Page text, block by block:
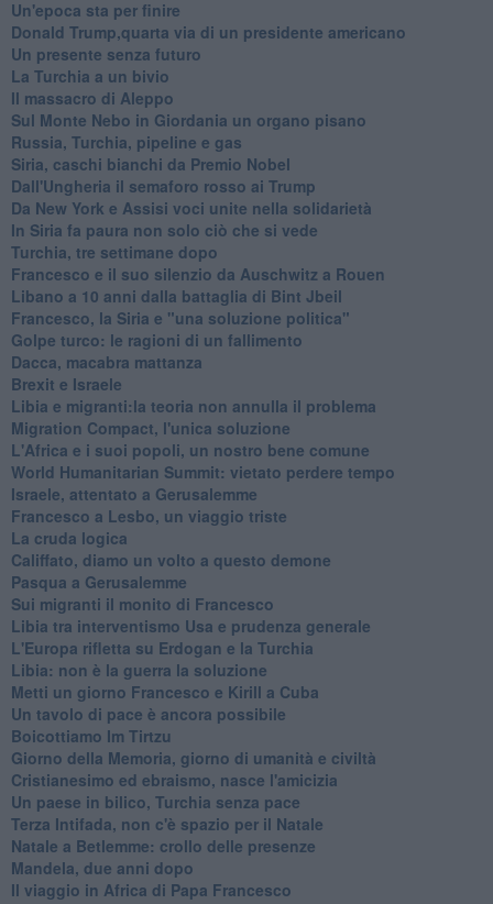
Un'epoca sta per finire
Donald Trump,quarta via di un presidente americano
Un presente senza futuro
La Turchia a un bivio
Il massacro di Aleppo
Sul Monte Nebo in Giordania un organo pisano
Russia, Turchia, pipeline e gas
Siria, caschi bianchi da Premio Nobel
Dall'Ungheria il semaforo rosso ai Trump
Da New York e Assisi voci unite nella solidarietà
In Siria fa paura non solo ciò che si vede
Turchia, tre settimane dopo
Francesco e il suo silenzio da Auschwitz a Rouen
Libano a 10 anni dalla battaglia di Bint Jbeil
Francesco, la Siria e "una soluzione politica"
Golpe turco: le ragioni di un fallimento
Dacca, macabra mattanza
Brexit e Israele
Libia e migranti:la teoria non annulla il problema
Migration Compact, l'unica soluzione
L'Africa e i suoi popoli, un nostro bene comune
World Humanitarian Summit: vietato perdere tempo
Israele, attentato a Gerusalemme
Francesco a Lesbo, un viaggio triste
La cruda logica
Califfato, diamo un volto a questo demone
Pasqua a Gerusalemme
Sui migranti il monito di Francesco
Libia tra interventismo Usa e prudenza generale
L'Europa rifletta su Erdogan e la Turchia
Libia: non è la guerra la soluzione
Metti un giorno Francesco e Kirill a Cuba
Un tavolo di pace è ancora possibile
Boicottiamo Im Tirtzu
Giorno della Memoria, giorno di umanità e civiltà
Cristianesimo ed ebraismo, nasce l'amicizia
Un paese in bilico, Turchia senza pace
Terza Intifada, non c'è spazio per il Natale
Natale a Betlemme: crollo delle presenze
Mandela, due anni dopo
Il viaggio in Africa di Papa Francesco